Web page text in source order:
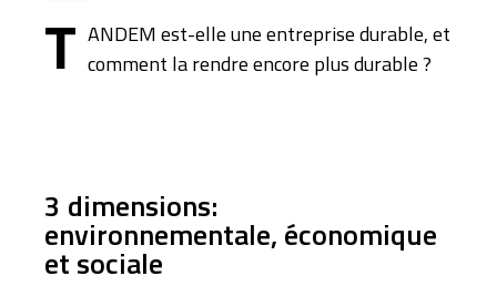
T ANDEM est-elle une entreprise durable, et
comment la rendre encore plus durable ?
3 dimensions:
environnementale, économique
et sociale